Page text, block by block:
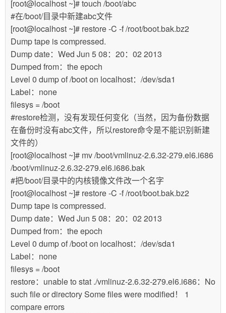
[root@localhost ~]# touch /boot/abc
#在/boot/目录中新建abc文件
[root@localhost ~]# restore -C -f /root/boot.bak.bz2
Dump tape is compressed.
Dump date：Wed Jun 5 08：20：02 2013
Dumped from：the epoch
Level 0 dump of /boot on localhost：/dev/sda1
Label：none
filesys = /boot
#restore检测，没有发现任何变化（当然，因为备份数据
在备份时没有abc文件，所以restore命令是不能识别新建
文件的）
[root@localhost ~]# mv /boot/vmlinuz-2.6.32-279.el6.i686
/boot/vmlinuz-2.6.32-279.el6.i686.bak
#把/boot/目录中的内核镜像文件改一个名字
[root@localhost ~]# restore -C -f /root/boot.bak.bz2
Dump tape is compressed.
Dump date：Wed Jun 5 08：20：02 2013
Dumped from：the epoch
Level 0 dump of /boot on localhost：/dev/sda1
Label：none
filesys = /boot
restore：unable to stat ./vmlinuz-2.6.32-279.el6.i686：No
such file or directory Some files were modified！ 1
compare errors